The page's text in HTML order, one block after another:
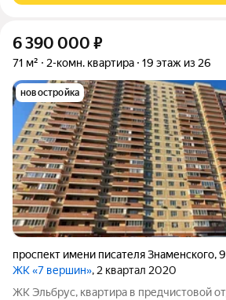
6 390 000 ₽
71 м² 2-комн. квартира 19 этаж из 26
новостройка
проспект имени писателя Знаменского,
ЖК «7 вершин», 2 квартал 2020
ЖК Эльбрус, квартира в предчистовой